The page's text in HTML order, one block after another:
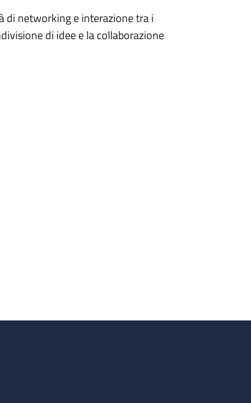
di networking e interazione tra i
di idee e la collaborazione